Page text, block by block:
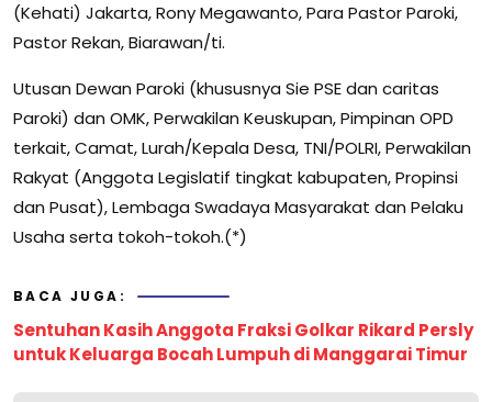
(Kehati) Jakarta, Rony Megawanto, Para Pastor Paroki,
Pastor Rekan, Biarawan/ti.
Utusan Dewan Paroki (khususnya Sie PSE dan caritas
Paroki) dan OMK, Perwakilan Keuskupan, Pimpinan OPD
terkait, Camat, Lurah/Kepala Desa, TNI/POLRI, Perwakilan
Rakyat (Anggota Legislatif tingkat kabupaten, Propinsi
dan Pusat), Lembaga Swadaya Masyarakat dan Pelaku
Usaha serta tokoh-tokoh.(*)
BACA JUGA:
Sentuhan Kasih Anggota Fraksi Golkar Rikard Persly
untuk Keluarga Bocah Lumpuh di Manggarai Timur